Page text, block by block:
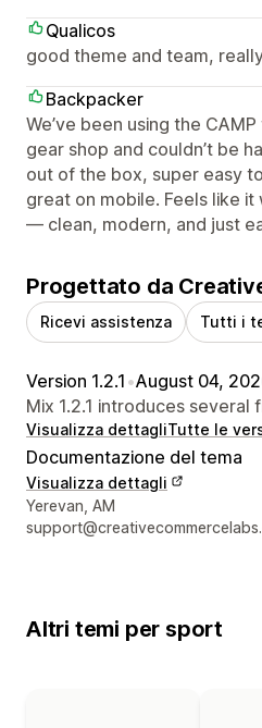
Qualicos
good theme and team,
Backpacker
We’ve been using the
gear shop and couldn’t be
out of the box, super easy
great on mobile. Feels like
— clean, modern, and just
Progettato da
Ricevi assistenza Tutti i
Version 1.2.1 •August 04,
Mix 1.2.1 introduces several
Visualizza dettagliTutte le
Documentazione del tema
Visualizza dettagli
Recapiti del designer
Yerevan, AM
Altri temi per sport